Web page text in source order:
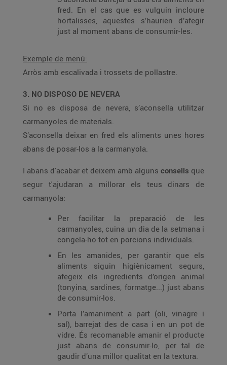
fred. En el cas que es vulguin incloure
hortalisses, aquestes s’haurien d’afegir
just al moment abans de consumir-les.
Exemple de menú:
Arròs amb escalivada i trossets de pollastre.
3. NO DISPOSO DE NEVERA
Si no es disposa de nevera, s’aconsella utilitzar
carmanyoles de materials.
S’aconsella deixar en fred els aliments unes hores
abans de posar-los a la carmanyola.
I abans d'acabar et deixem amb alguns consells que
segur t'ajudaran a millorar els teus dinars de
carmanyola:
Per facilitar la preparació de les
carmanyoles, cuina un dia de la setmana i
congela-ho tot en porcions individuals.
En les amanides, per garantir que els
aliments siguin higiènicament segurs,
afegeix els ingredients d’origen animal
(tonyina, sardines, formatge...) just abans
de consumir-los.
Porta l’amaniment a part (oli, vinagre i
sal), barrejat des de casa i en un pot de
vidre. És recomanable amanir el producte
just abans de consumir-lo, per tal de
gaudir d’una millor qualitat en la textura.